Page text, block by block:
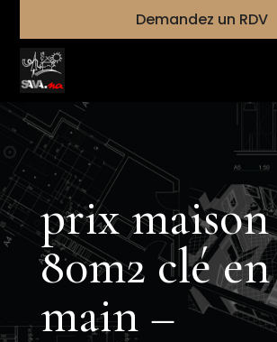
Demandez un RDV
prix maison
80m2 clé en
main –